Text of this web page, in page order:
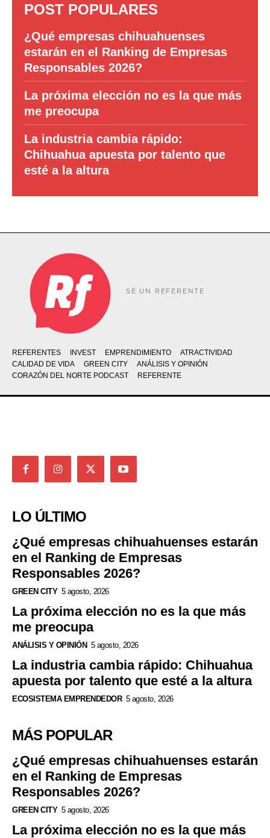
POST POPULARES
¿Qué empresas chihuahuenses
estarán en el Ranking de Empresas
Responsables 2026?
La próxima elección no es la que más
me preocupa
La industria cambia rápido:
Chihuahua apuesta por talento que
esté a la altura
SÉ UN REFERENTE
REFERENTES INVEST EMPRENDIMIENTO
ATRACTIVIDAD
CALIDAD DE VIDA
GREEN CITY
ANÁLISIS Y OPINIÓN
CORAZÓN DEL NORTE PODCAST
REFERENTE
LO ÚLTIMO
¿Qué empresas chihuahuenses estarán
en el Ranking de Empresas
Responsables 2026?
GREEN CITY 5 agosto, 2026
La próxima elección no es la que más
me preocupa
ANÁLISIS Y OPINIÓN 5 agosto, 2026
La industria cambia rápido: Chihuahua
apuesta por talento que esté a la altura
ECOSISTEMA EMPRENDEDOR 5 agosto, 2026
MÁS POPULAR
¿Qué empresas chihuahuenses estarán
en el Ranking de Empresas
Responsables 2026?
GREEN CITY 5 agosto, 2026
La próxima elección no es la que más